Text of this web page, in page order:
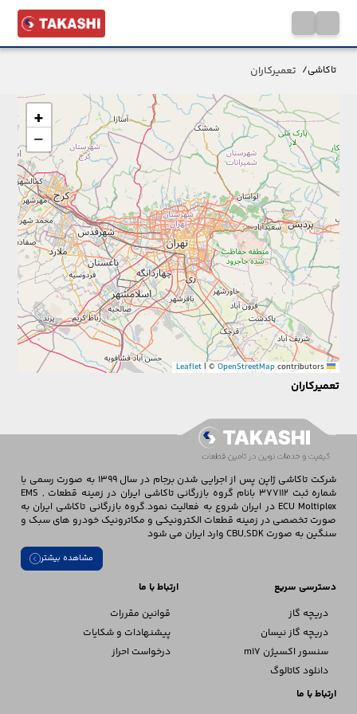
تاکاشی/ تعمیرکاران
+
−
Leaflet
|©OpenStreetMapcontributors
تعمیرکاران
شرکت تاکاشی ژاپن پس از اجرایی شدن برجام در سال 1399 به صورت رسمی با
شماره ثبت 377112 بانام گروه بازرگانی تاکاشی ایران در زمینه قطعات EMS ,
ECU Moltiplex در ایران شروع به فعالیت نمود.گروه بازرگانی تاکاشی ایران به
صورت تخصصی در زمینه قطعات الکترونیکی و مکاترونیک خودرو های سبک و
سنگین به صورت CBU,SDK وارد ایران می شود
مشاهده بیشتر
دسترسی سریع
دریچه گاز
دریچه گاز نیسان
سنسور اکسیژن m17
دانلود کاتالوگ
ارتباط با ما
قوانین مقررات
پیشنهادات و شکایات
درخواست احراز
ارتباط با ما